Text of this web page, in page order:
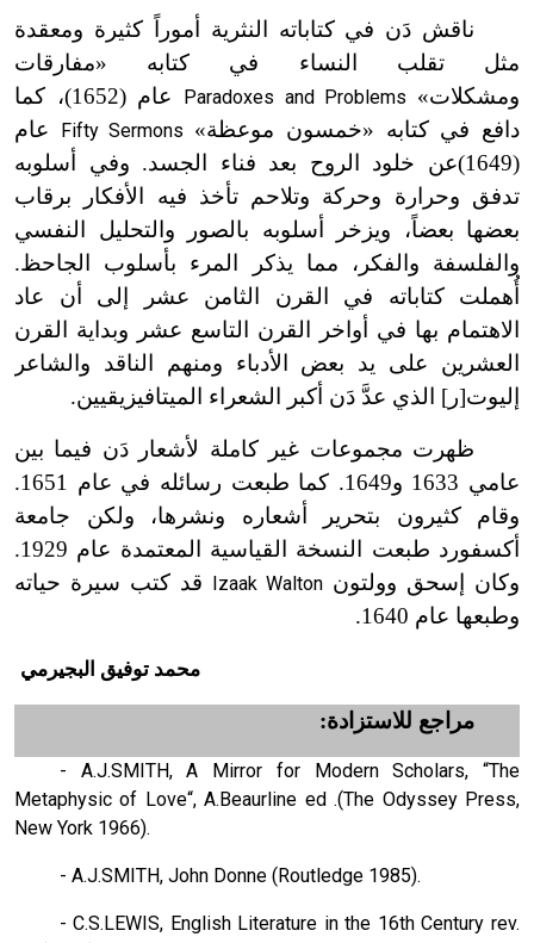
ناقش دَن في كتاباته النثرية أموراً كثيرة ومعقدة
مثل تقلب النساء في كتابه «مفارقات
ومشكلات» Paradoxes and Problems عام (1652)
، كما
دافع في كتابه «خمسون موعظة» Fifty Sermons
عام
(1649)
عن خلود الروح بعد فناء الجسد. وفي أسلوبه
تدفق وحرارة وحركة وتلاحم تأخذ فيه الأفكار برقاب
بعضها بعضاً، ويزخر أسلوبه بالصور والتحليل النفسي
والفلسفة والفكر، مما يذكر المرء بأسلوب الجاحظ.
أُهملت كتاباته في القرن الثامن عشر إلى أن عاد
الاهتمام بها في أواخر القرن التاسع عشر وبداية القرن
العشرين على يد بعض الأدباء ومنهم الناقد والشاعر
إليوت[ر] الذي عدَّ دَن أكبر الشعراء الميتافيزيقيين.
ظهرت مجموعات غير كاملة لأشعار دَن فيما بين
عامي 1633 و1649. كما طبعت رسائله في عام 1651.
وقام كثيرون بتحرير أشعاره ونشرها، ولكن جامعة
أكسفورد طبعت النسخة القياسية المعتمدة عام 1929.
وكان إسحق وولتون Izaak Walton
قد كتب سيرة حياته
وطبعها عام 1640.
محمد توفيق البجيرمي
مراجع للاستزادة:
- A.J.SMITH, A Mirror for Modern Schol­ars, “The
Metaphysic of Love“, A.Beaurline ed .(The Odyssey Press,
New York 1966).
- A.J.SMITH, John Donne (Routledge 1985).
- C.S.LEWIS, English Literature in the 16th Century rev.